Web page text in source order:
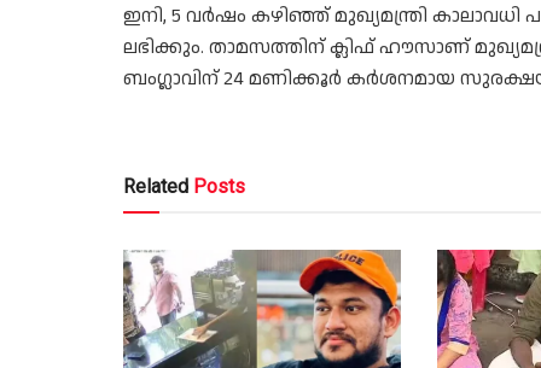
ഇനി, 5 വ‍‌‍ർഷം കഴിഞ്ഞ് മുഖ്യമന്ത്രി
ലഭിക്കും. താമസത്തിന് ക്ലിഫ് ഹൗസാണ്
ബം​ഗ്ലാവിന് 24 മണിക്കൂര്‍ കര്‍ശനമായ
Related Posts